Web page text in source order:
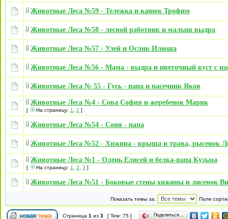
Животные Леса №59 - Тележка и канюк Трофим
Животные Леса №58 - лесной работник и малыш выдра
Животные Леса №57 - Улей и Ослик Илюша
Животные Леса №56 - Мама - выдра и цветочный куст с
Животные Леса № 55 - Гусь - папа и пасечник Яков
Животные Леса №4 - Сова София и жеребенок Марик
[ На страницу: 1 2 ]
Животные Леса №54 - Соня - папа
Животные Леса №52 - Хижина - крыша и трава, рысенок
Животные Леса №1 - Олень Елисей и белка-папа Кузьма
[ На страницу: 1 2 3 ]
Животные Леса №51 - Боковые стены хижины и лисенок
Показать темы за: Поле
Страница 1 из 3 [ Тем: 75 ] Поделиться…